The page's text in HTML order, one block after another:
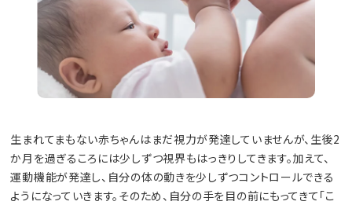
生まれてまもない赤ちゃんはまだ視力が発達していませんが、生後2
か月を過ぎるころには少しずつ視界もはっきりしてきます。加えて、
運動機能が発達し、自分の体の動きを少しずつコントロールできる
ようになっていきます。そのため、自分の手を目の前にもってきて「こ